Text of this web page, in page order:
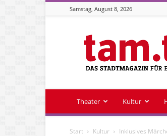
Samstag, August 8, 2026
Theater Kultur
Start Kultur Inklusives